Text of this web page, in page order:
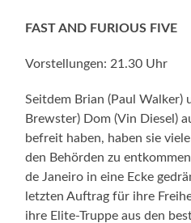
FAST AND FURIOUS FIVE
Vorstellungen: 21.30 Uhr
Seitdem Brian (Paul Walker)
Brewster) Dom (Vin Diesel)
befreit haben, haben sie
den Behörden zu
de Janeiro in eine Ecke
letzten Auftrag für ihre
ihre Elite-Truppe aus den